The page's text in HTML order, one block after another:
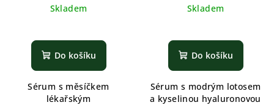
Skladem
Do košíku
Sérum s měsíčkem
lékařským
Skladem
Do košíku
Sérum s modrým lotosem
a kyselinou hyaluronovou